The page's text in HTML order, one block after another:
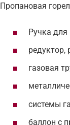
Пропановая
Ручка для
редуктор,
газовая
системы
баллон с